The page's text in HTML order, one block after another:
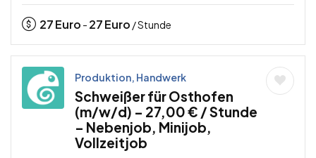
27Euro - 27Euro / Stunde
Produktion, Handwerk
Schweißer für Osthofen
(m/w/d) – 27,00 € / Stunde
– Nebenjob, Minijob,
Vollzeitjob